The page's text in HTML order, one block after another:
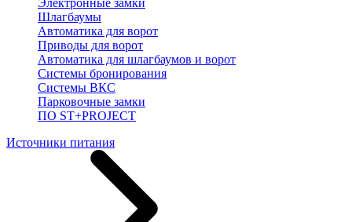
Электронные замки
Шлагбаумы
Автоматика для ворот
Приводы для ворот
Автоматика для шлагбаумов и ворот
Системы бронирования
Системы ВКС
Парковочные замки
ПО ST+PROJECT
Источники питания